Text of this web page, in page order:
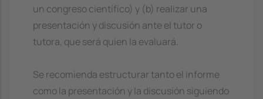
un congreso científico) y (b) realizar una
presentación y discusión ante el tutor o
tutora, que será quien la evaluará.
Se recomienda estructurar tanto el informe
como la presentación y la discusión siguiendo